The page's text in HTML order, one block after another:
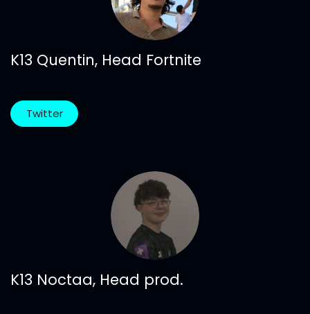
K13 Quentin, Head Fortnite
Twitter
K13 Noctaa, Head prod.